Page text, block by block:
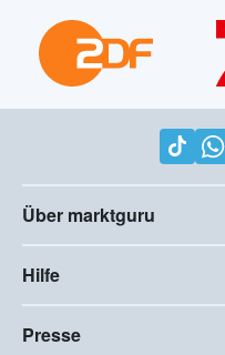
Über marktguru
Hilfe
Presse